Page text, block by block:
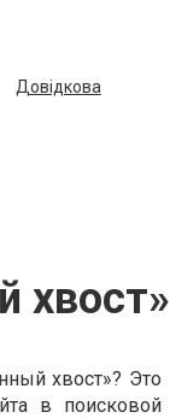
Довідкова
хвост»
хвост»? Это
в поисковой